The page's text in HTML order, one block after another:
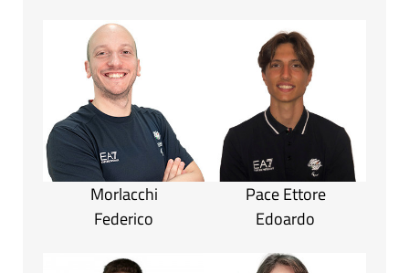
Morlacchi
Federico
Pace Ettore
Edoardo